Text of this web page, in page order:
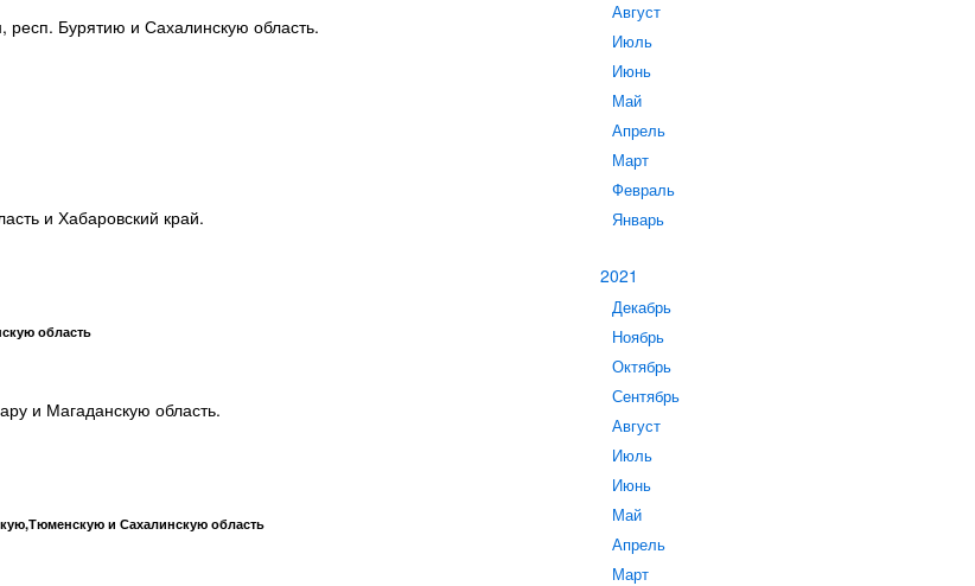
Август
Июль
Июнь
Май
Апрель
Март
Февраль
Январь
2021
Декабрь
Ноябрь
Октябрь
Сентябрь
Август
Июль
Июнь
Май
Апрель
Март
Бурятию и Сахалинскую область.
и Хабаровский край.
область
и Магаданскую область.
и Сахалинскую область